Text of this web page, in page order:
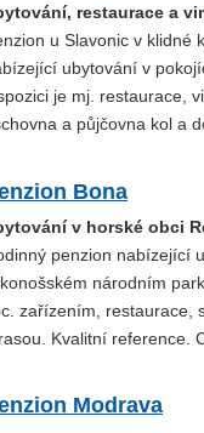
restaurace a
u Slavonic v klidné
ubytování v
je mj. restaurace,
a půjčovna kol a
Bona
v horské obci
penzion nabízející
národním
zařízením, restaurace,
Kvalitní reference.
Modrava